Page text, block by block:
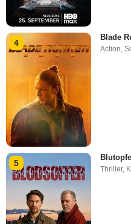
4
Blade
Action,
5
Thriller,